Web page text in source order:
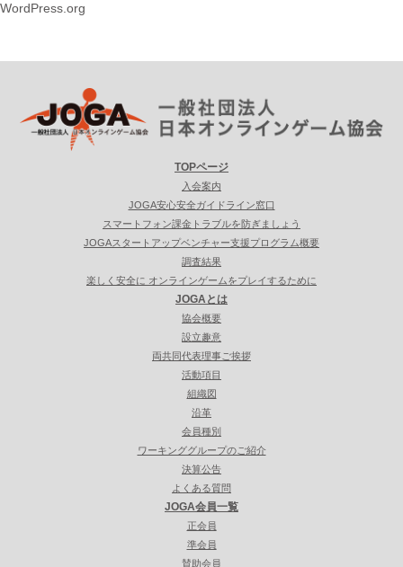
WordPress.org
TOPページ
入会案内
JOGA安心安全ガイドライン窓口
スマートフォン課金トラブルを防ぎましょう
JOGAスタートアップベンチャー支援プログラム概要
調査結果
楽しく安全に オンラインゲームをプレイするために
JOGAとは
協会概要
設立趣意
両共同代表理事ご挨拶
活動項目
組織図
沿革
会員種別
ワーキンググループのご紹介
決算公告
よくある質問
JOGA会員一覧
正会員
準会員
賛助会員